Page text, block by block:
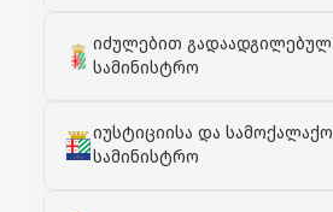
იძულებით
სამინისტრო
იუსტიციისა და
სამინისტრო